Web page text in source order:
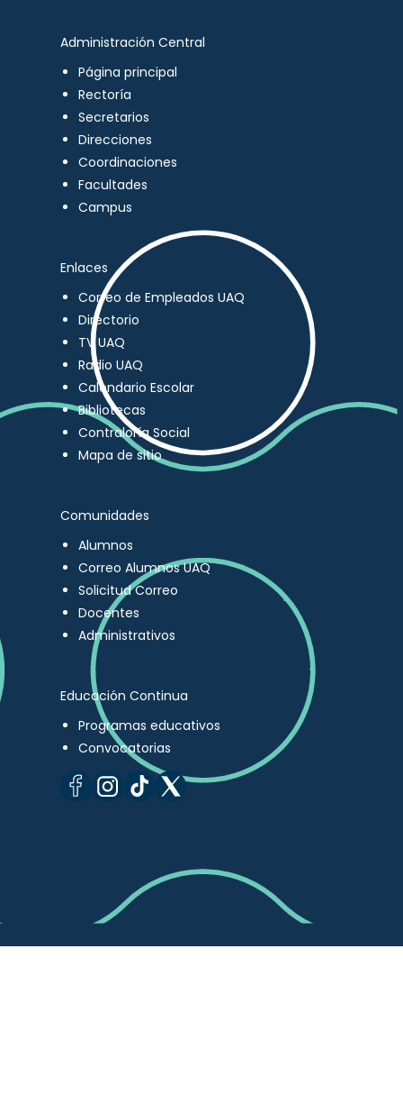
Administración Central
Página principal
Rectoría
Secretarios
Direcciones
Coordinaciones
Facultades
Campus
Enlaces
Correo de Empleados UAQ
Directorio
TV UAQ
Radio UAQ
Calendario Escolar
Bibliotecas
Contraloría Social
Mapa de sitio
Comunidades
Alumnos
Correo Alumnos UAQ
Solicitud Correo
Docentes
Administrativos
Educación Continua
Programas educativos
Convocatorias